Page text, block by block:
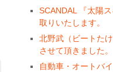
SCANDAL 『太陽
取りいたします。
北野武（ビートた
させて頂きました。
自動車・オートバ